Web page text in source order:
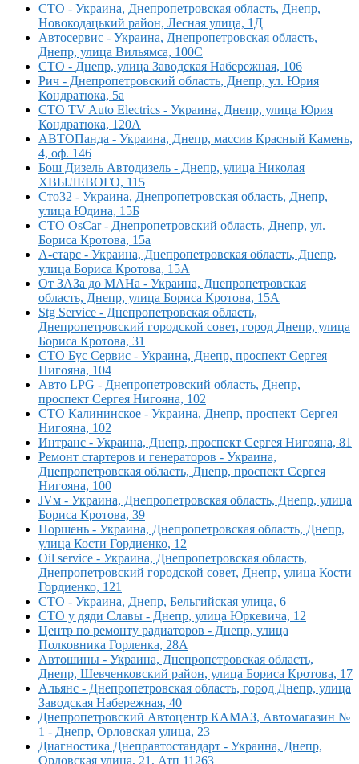
СТО - Украина, Днепропетровская область, Днепр,
Новокодацький район, Лесная улица, 1Д
Автосервис - Украина, Днепропетровская область,
Днепр, улица Вильямса, 100С
СТО - Днепр, улица Заводская Набережная, 106
Рич - Днепропетровский область, Днепр, ул. Юрия
Кондратюка, 5а
СТО TV Auto Electrics - Украина, Днепр, улица Юрия
Кондратюка, 120А
АВТОПанда - Украина, Днепр, массив Красный Камень,
4, оф. 146
Бош Дизель Автодизель - Днепр, улица Николая
ХВЫЛЕВОГО, 115
Сто32 - Украина, Днепропетровская область, Днепр,
улица Юдина, 15Б
СТО OsCar - Днепропетровский область, Днепр, ул.
Бориса Кротова, 15а
А-старс - Украина, Днепропетровская область, Днепр,
улица Бориса Кротова, 15А
От ЗАЗа до МАНа - Украина, Днепропетровская
область, Днепр, улица Бориса Кротова, 15А
Stg Service - Днепропетровская область,
Днепропетровский городской совет, город Днепр, улица
Бориса Кротова, 31
СТО Бус Сервис - Украина, Днепр, проспект Сергея
Нигояна, 104
Авто LPG - Днепропетровский область, Днепр,
проспект Сергея Нигояна, 102
СТО Калининское - Украина, Днепр, проспект Сергея
Нигояна, 102
Интранс - Украина, Днепр, проспект Сергея Нигояна, 81
Ремонт стартеров и генераторов - Украина,
Днепропетровская область, Днепр, проспект Сергея
Нигояна, 100
JVм - Украина, Днепропетровская область, Днепр, улица
Бориса Кротова, 39
Поршень - Украина, Днепропетровская область, Днепр,
улица Кости Гордиенко, 12
Oil service - Украина, Днепропетровская область,
Днепропетровский городской совет, Днепр, улица Кости
Гордиенко, 121
СТО - Украина, Днепр, Бельгийская улица, 6
СТО у дяди Славы - Днепр, улица Юркевича, 12
Центр по ремонту радиаторов - Днепр, улица
Полковника Горленка, 28А
Автошины - Украина, Днепропетровская область,
Днепр, Шевченковский район, улица Бориса Кротова, 17
Альянс - Днепропетровская область, город Днепр, улица
Заводская Набережная, 40
Днепропетровский Автоцентр КАМАЗ, Автомагазин №
1 - Днепр, Орловская улица, 23
Диагностика Днеправтостандарт - Украина, Днепр,
Орловская улица, 21, Атп 11263